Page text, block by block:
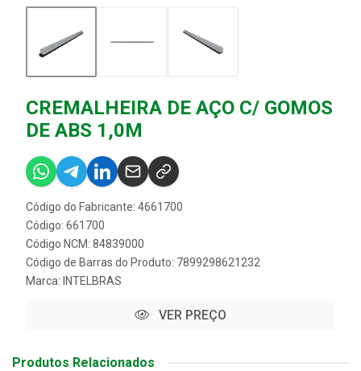
CREMALHEIRA DE AÇO C/ GOMOS
DE ABS 1,0M
Código do Fabricante: 4661700
Código: 661700
Código NCM: 84839000
Código de Barras do Produto: 7899298621232
Marca: INTELBRAS
VER PREÇO
Produtos Relacionados